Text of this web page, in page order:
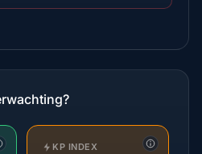
KP INDEX